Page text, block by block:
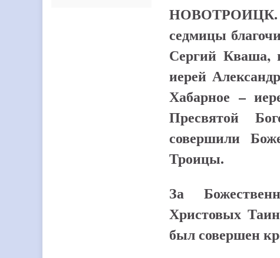
НОВОТРОИЦК.
седмицы
Сергий Кваша,
иерей
Хабарное –
Пресвятой
совершили
Троицы.
За
Христовых
был совершен